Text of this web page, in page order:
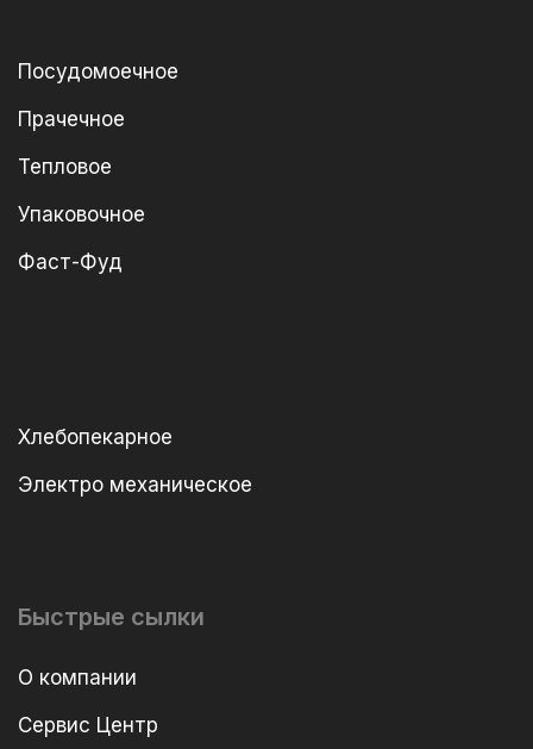
Посудомоечное
Прачечное
Тепловое
Упаковочное
Фаст-Фуд
Хлебопекарное
Электро механическое
Быстрые сылки
О компании
Сервис Центр